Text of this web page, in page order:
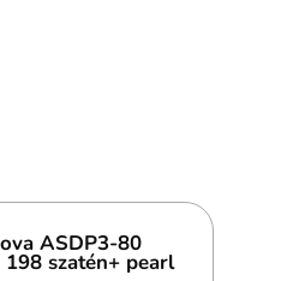
ASDP3-80
szatén+ pearl